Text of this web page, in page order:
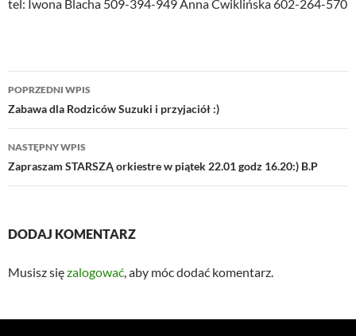
tel: Iwona Blacha 509-394-949 Anna Ćwiklińska 602-264-570
Nawigacja
wpisu
POPRZEDNI WPIS
Zabawa dla Rodziców Suzuki i przyjaciół :)
NASTĘPNY WPIS
Zapraszam STARSZĄ orkiestre w piątek 22.01 godz 16.20:) B.P
DODAJ KOMENTARZ
Musisz sięzalogować, aby móc dodać komentarz.